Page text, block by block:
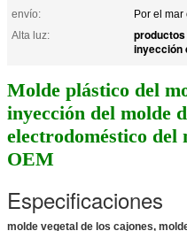
envío:
Por el mar
Alta luz:
inyección
Molde plástico del
inyección del molde
electrodoméstico del
OEM
Especificaciones
molde vegetal de los cajones,